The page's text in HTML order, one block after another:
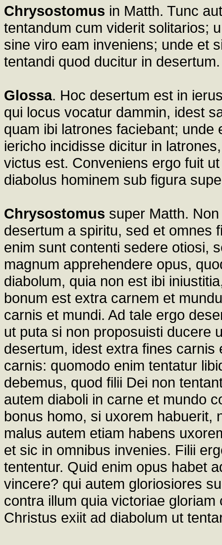
Chrysostomus in Matth. Tunc
tentandum cum viderit solitarios;
sine viro eam inveniens; unde et
tentandi quod ducitur in desertum.
Glossa. Hoc desertum est in
qui locus vocatur dammin, idest
quam ibi latrones faciebant;
iericho incidisse dicitur in
victus est. Conveniens ergo fuit
diabolus hominem sub figura
Chrysostomus super Matth.
desertum a spiritu, sed et omnes
enim sunt contenti sedere otiosi,
magnum apprehendere opus,
diabolum, quia non est ibi
bonum est extra carnem et
carnis et mundi. Ad tale ergo
ut puta si non proposuisti ducere
desertum, idest extra fines
carnis: quomodo enim tentatur
debemus, quod filii Dei non
autem diaboli in carne et mundo
bonus homo, si uxorem habuerit,
malus autem etiam habens
et sic in omnibus invenies. Filii
tententur. Quid enim opus habet
vincere? qui autem gloriosiores
contra illum quia victoriae
Christus exiit ad diabolum ut